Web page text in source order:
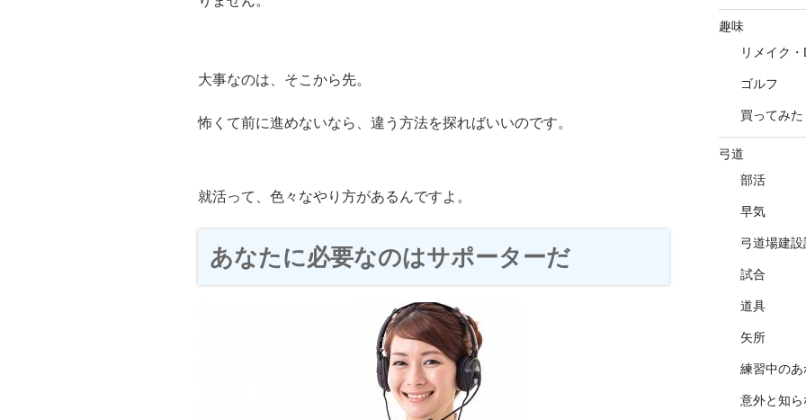
大事なのは、そこから先。
怖くて前に進めないなら、違う方法を探ればいいのです。
就活って、色々なやり方があるんですよ。
あなたに必要なのはサポーターだ
趣味
リメイク・
ゴルフ
買ってみた
弓道
部活
早気
弓道場建設
試合
道具
矢所
練習中のあ
意外と知